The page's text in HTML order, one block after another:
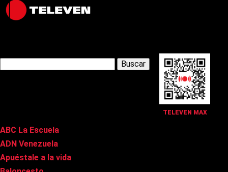
TELEVEN MAX
Latest Posts
ABC La Escuela
ADN Venezuela
Apuéstale a la vida